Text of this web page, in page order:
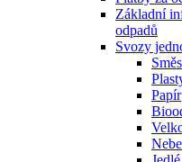
Základní
odpadů
Svozy
Papír